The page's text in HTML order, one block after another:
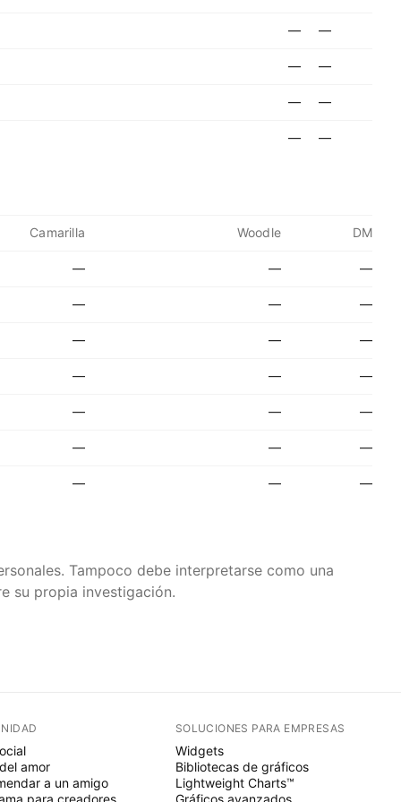
— —
— —
— —
— —
Camarilla Woodle DM
— — —
— — —
— — —
— — —
— — —
— — —
— — —
Tampoco debe interpretarse como una
su propia investigación.
amor
a un amigo
para creadores
SOLUCIONES PARA EMPRESAS
Widgets
Bibliotecas de gráficos
Lightweight Charts™
Gráficos avanzados